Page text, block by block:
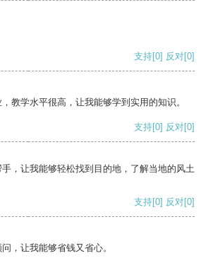
支持[0] 反对[0]
教学水平很高，让我能够学到实用的知识。
支持[0] 反对[0]
，让我能够轻松找到目的地，了解当地的风土
支持[0] 反对[0]
，让我能够省钱又省心。